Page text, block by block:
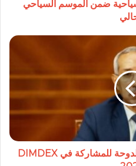
ضمن الموسم السياحي
وزير الدفاع الموريتاني يحلّ بالدوحة للمشاركة في DIMDEX